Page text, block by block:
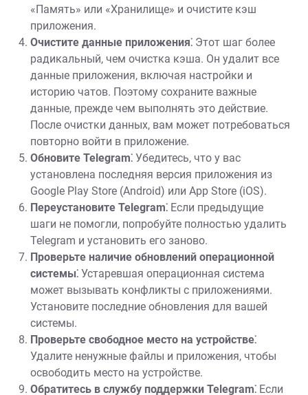
«Память» или «Хранилище» и очистите кэш
приложения.
Очистите данные приложения⁚ Этот шаг более
радикальный, чем очистка кэша. Он удалит все
данные приложения, включая настройки и
историю чатов. Поэтому сохраните важные
данные, прежде чем выполнять это действие.
После очистки данных, вам может потребоваться
повторно войти в приложение.
Обновите Telegram⁚ Убедитесь, что у вас
установлена последняя версия приложения из
Google Play Store (Android) или App Store (iOS).
Переустановите Telegram⁚ Если предыдущие
шаги не помогли, попробуйте полностью удалить
Telegram и установить его заново.
Проверьте наличие обновлений операционной
системы⁚ Устаревшая операционная система
может вызывать конфликты с приложениями.
Установите последние обновления для вашей
системы.
Проверьте свободное место на устройстве⁚
Удалите ненужные файлы и приложения, чтобы
освободить место на устройстве.
Обратитесь в службу поддержки Telegram⁚ Если